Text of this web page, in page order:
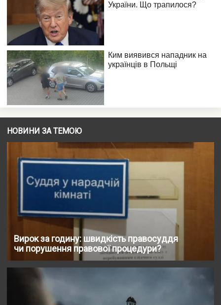
НОВИНИ ЗА ТЕМОЮ
Вирок за годину: швидкість правосуддя
чи порушення правової процедури?